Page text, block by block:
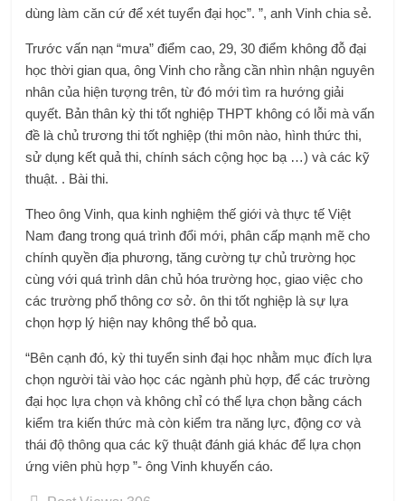
dùng làm căn cứ để xét tuyển đại học”. ”, anh Vinh chia sẻ.
Trước vấn nạn “mưa” điểm cao, 29, 30 điểm không đỗ đại
học thời gian qua, ông Vinh cho rằng cần nhìn nhận nguyên
nhân của hiện tượng trên, từ đó mới tìm ra hướng giải
quyết. Bản thân kỳ thi tốt nghiệp THPT không có lỗi mà vấn
đề là chủ trương thi tốt nghiệp (thi môn nào, hình thức thi,
sử dụng kết quả thi, chính sách cộng học bạ …) và các kỹ
thuật. . Bài thi.
Theo ông Vinh, qua kinh nghiệm thế giới và thực tế Việt
Nam đang trong quá trình đổi mới, phân cấp mạnh mẽ cho
chính quyền địa phương, tăng cường tự chủ trường học
cùng với quá trình dân chủ hóa trường học, giao việc cho
các trường phổ thông cơ sở. ôn thi tốt nghiệp là sự lựa
chọn hợp lý hiện nay không thể bỏ qua.
“Bên cạnh đó, kỳ thi tuyển sinh đại học nhằm mục đích lựa
chọn người tài vào học các ngành phù hợp, để các trường
đại học lựa chọn và không chỉ có thể lựa chọn bằng cách
kiểm tra kiến ​​thức mà còn kiểm tra năng lực, động cơ và
thái độ thông qua các kỹ thuật đánh giá khác để lựa chọn
ứng viên phù hợp ”- ông Vinh khuyến cáo.